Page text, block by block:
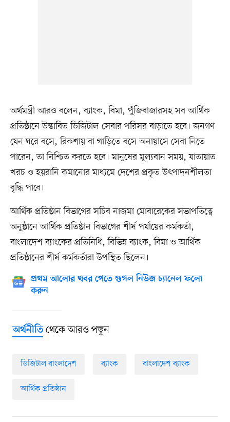
অর্থমন্ত্রী আরও বলেন, ব্যাংক, বিমা, পুঁজিবাজারসহ সব আর্থিক
প্রতিষ্ঠানে উদ্ভাবিত ডিজিটাল সেবার পরিসর বাড়াতে হবে। জনগণ
যেন ঘরে বসে, রিকশায় বা গাড়িতে বসে অনায়াসে সেবা নিতে
পারেন, তা নিশ্চিত করতে হবে। মানুষের মূল্যবান সময়, যাতায়াত
খরচ ও হয়রানি কমানোর মাধ্যমে দেশের প্রকৃত উৎপাদনশীলতা
বৃদ্ধি পাবে।
আর্থিক প্রতিষ্ঠান বিভাগের সচিব নাজমা মোবারেকের সভাপতিত্বে
অনুষ্ঠানে আর্থিক প্রতিষ্ঠান বিভাগের শীর্ষ পর্যায়ের কর্মকর্তা,
বাংলাদেশ ব্যাংকের প্রতিনিধি, বিভিন্ন ব্যাংক, বিমা ও আর্থিক
প্রতিষ্ঠানের শীর্ষ কর্মকর্তারা উপস্থিত ছিলেন।
প্রথম আলোর খবর পেতে গুগল নিউজ চ্যানেল ফলো
করুন
অর্থনীতিথেকে আরও পড়ুন
ডিজিটাল বাংলাদেশ ব্যাংক বাংলাদেশ ব্যাংক
আর্থিক প্রতিষ্ঠান